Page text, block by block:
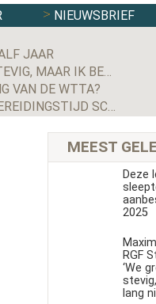
NIEUWSBRIEF
JAAR
MAXIMILIAN KRIJGSMAN, CEO RGF STAFFING NEDERLAND: ‘WE GROEIEN EINDELIJK WEER STEVIG, MAAR IK BEN NOG LANG NIET TEVREDEN’
VAN DE WTTA?
GERECHTSHOF BEVESTIGT UITSPRAAK: UITZENDBUREAU MOET ALSNOG KWARTIER VOORBEREIDINGSTIJD SCHIPHOL-MEDEWERKER UITBETALEN
MEEST
Deze
2025
RGF
‘We
lang